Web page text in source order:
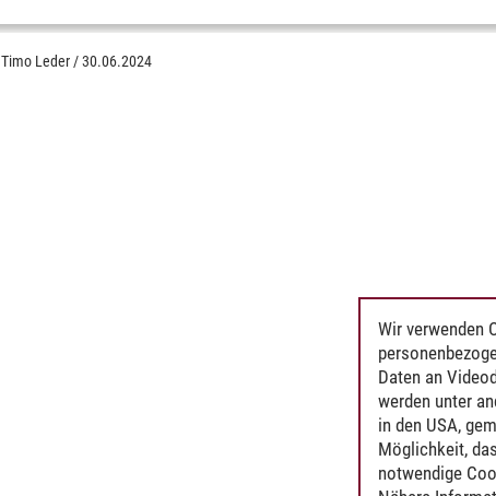
Timo Leder /30.06.2024
Wir verwenden
Daten an
werden unter
in den USA,
Möglichkeit,
notwendige